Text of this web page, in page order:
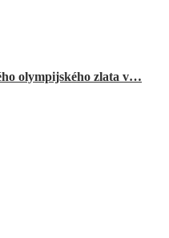
olympijského zlata v…